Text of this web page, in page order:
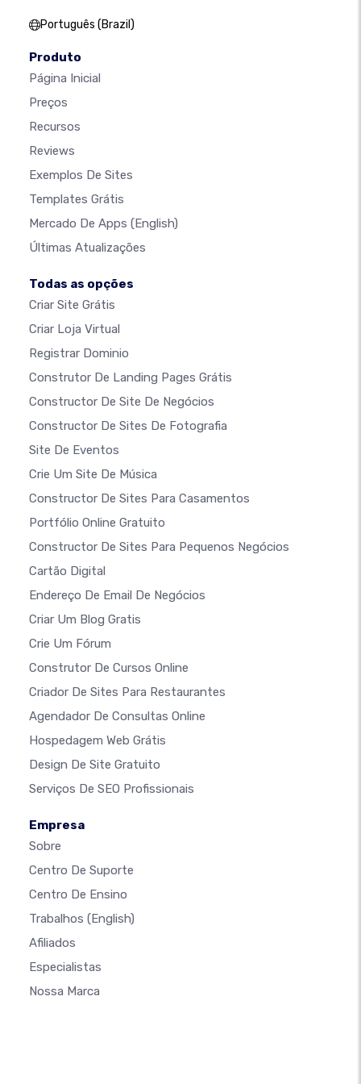
Português (Brazil)
Produto
Página Inicial
Preços
Recursos
Reviews
Exemplos De Sites
Templates Grátis
Mercado De Apps (English)
Últimas Atualizações
Todas as opções
Criar Site Grátis
Criar Loja Virtual
Registrar Dominio
Construtor De Landing Pages Grátis
Constructor De Site De Negócios
Constructor De Sites De Fotografia
Site De Eventos
Crie Um Site De Música
Constructor De Sites Para Casamentos
Portfólio Online Gratuito
Constructor De Sites Para Pequenos Negócios
Cartão Digital
Endereço De Email De Negócios
Criar Um Blog Gratis
Crie Um Fórum
Construtor De Cursos Online
Criador De Sites Para Restaurantes
Agendador De Consultas Online
Hospedagem Web Grátis
Design De Site Gratuito
Serviços De SEO Profissionais
Empresa
Sobre
Centro De Suporte
Centro De Ensino
Trabalhos (English)
Afiliados
Especialistas
Nossa Marca